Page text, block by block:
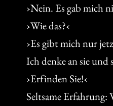
›Nein. Es gab mich
›Wie das?‹
›Es gibt mich nur
Ich denke an sie und
›Erfinden Sie!‹
Seltsame Erfahrung: